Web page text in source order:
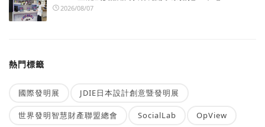
2026/08/07
熱門標籤
國際發明展 JDIE日本設計創意暨發明展
世界發明智慧財產聯盟總會 SocialLab OpView